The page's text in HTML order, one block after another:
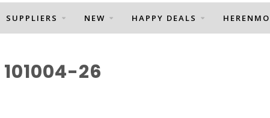
SUPPLIERS NEW HAPPY DEALS
101004-26